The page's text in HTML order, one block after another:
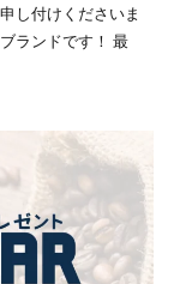
し付けくださいま
ランドです！ 最